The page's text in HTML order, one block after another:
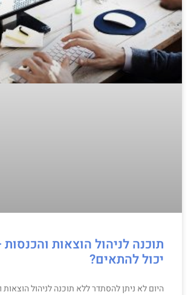
תוכנה לניהול הוצאות
יכול להתאים?
היום לא ניתן להסתדר ללא תוכנה לניהול